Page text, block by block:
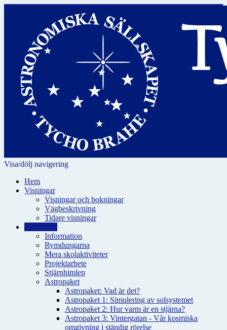
Visa/dölj navigering
Hem
Visningar
Visningar och bokningar
Vägbeskrivning
Tidare visningar
Information
Rymdungarna
Mera skolaktiviteter
Projektarbete
Stjärnhimlen
Astropaket
Astropaket: Vad är det?
Astropaket 1: Simulering av solsystemet
Astropaket 2: Hur varm är en stjärna?
Astropaket 3: Vintergatan - Vår kosmiska
omgivning i ständig rörelse